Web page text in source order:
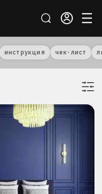
инструкция чек-лист